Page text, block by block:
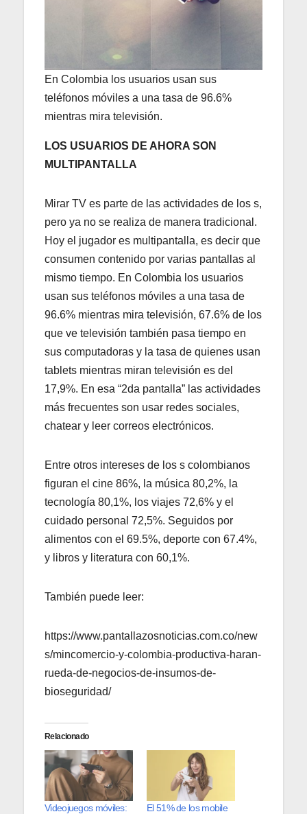
En Colombia los usuarios usan sus
teléfonos móviles a una tasa de 96.6%
mientras mira televisión.
LOS USUARIOS DE AHORA SON
MULTIPANTALLA
Mirar TV es parte de las actividades de los s,
pero ya no se realiza de manera tradicional.
Hoy el jugador es multipantalla, es decir que
consumen contenido por varias pantallas al
mismo tiempo. En Colombia los usuarios
usan sus teléfonos móviles a una tasa de
96.6% mientras mira televisión, 67.6% de los
que ve televisión también pasa tiempo en
sus computadoras y la tasa de quienes usan
tablets mientras miran televisión es del
17,9%. En esa “2da pantalla” las actividades
más frecuentes son usar redes sociales,
chatear y leer correos electrónicos.
Entre otros intereses de los s colombianos
figuran el cine 86%, la música 80,2%, la
tecnología 80,1%, los viajes 72,6% y el
cuidado personal 72,5%. Seguidos por
alimentos con el 69.5%, deporte con 67.4%,
y libros y literatura con 60,1%.
También puede leer:
https://www.pantallazosnoticias.com.co/new
s/mincomercio-y-colombia-productiva-haran-
rueda-de-negocios-de-insumos-de-
bioseguridad/
Relacionado
Videojuegos móviles:
El 51% de los mobile